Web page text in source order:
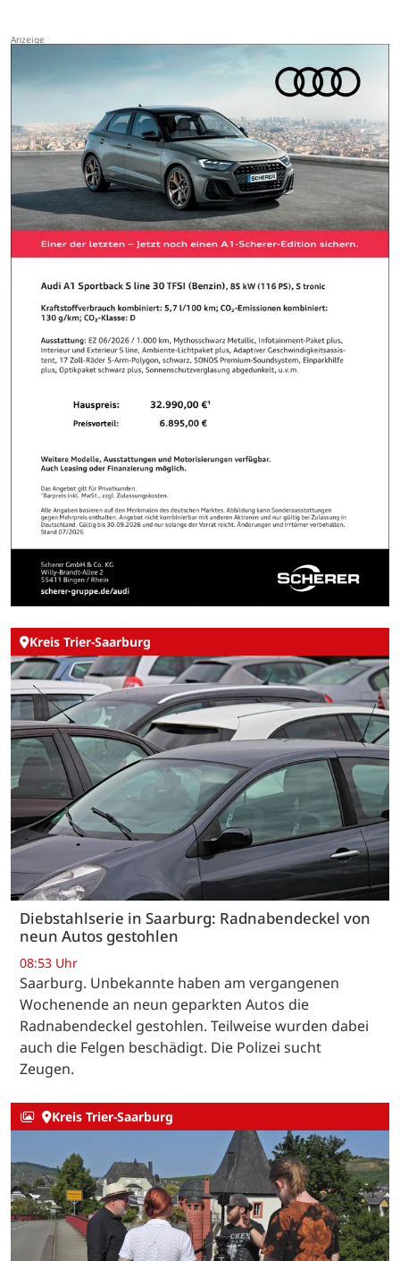
Kreis Trier-Saarburg
Diebstahlserie in Saarburg: Radnabendeckel von
neun Autos gestohlen
08:53 Uhr
Saarburg. Unbekannte haben am vergangenen
Wochenende an neun geparkten Autos die
Radnabendeckel gestohlen. Teilweise wurden dabei
auch die Felgen beschädigt. Die Polizei sucht
Zeugen.
Kreis Trier-Saarburg